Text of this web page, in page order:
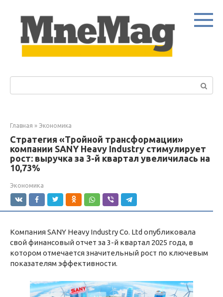
контенту
Главная » Экономика
Стратегия «Тройной трансформации»
компании SANY Heavy Industry стимулирует
рост: выручка за 3-й квартал увеличилась на
10,73%
Экономика
Компания SANY Heavy Industry Co. Ltd опубликовала
свой финансовый отчет за 3-й квартал 2025 года, в
котором отмечается значительный рост по ключевым
показателям эффективности.